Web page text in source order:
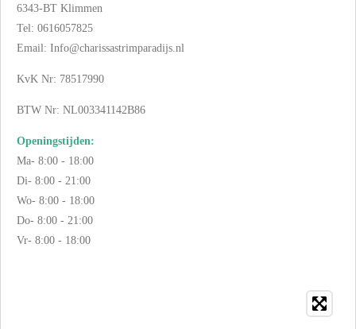
6343-BT Klimmen
Tel: 0616057825
Email: Info@charissastrimparadijs.nl
KvK Nr: 78517990
BTW Nr: NL003341142B86
Openingstijden:
Ma- 8:00 - 18:00
Di- 8:00 - 21:00
Wo- 8:00 - 18:00
Do- 8:00 - 21:00
Vr- 8:00 - 18:00